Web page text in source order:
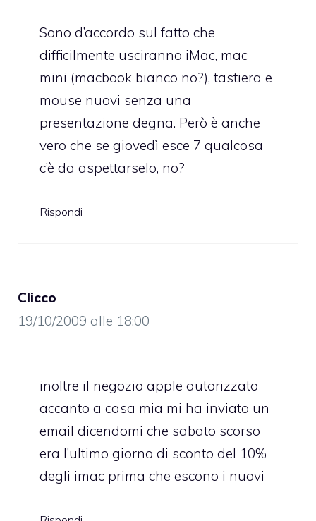
Sono d’accordo sul fatto che
difficilmente usciranno iMac, mac
mini (macbook bianco no?), tastiera e
mouse nuovi senza una
presentazione degna. Però è anche
vero che se giovedì esce 7 qualcosa
c’è da aspettarselo, no?
Rispondi
Clicco
19/10/2009 alle 18:00
inoltre il negozio apple autorizzato
accanto a casa mia mi ha inviato un
email dicendomi che sabato scorso
era l’ultimo giorno di sconto del 10%
degli imac prima che escono i nuovi